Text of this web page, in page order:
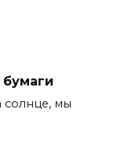
солнце, мы